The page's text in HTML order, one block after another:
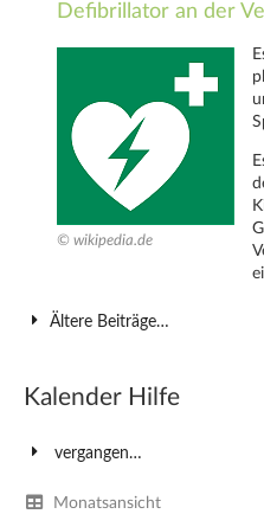
Defibrillator an der
© wikipedia.de
Ältere Beiträge…
Kalender Hilfe
vergangen…
Monatsansicht